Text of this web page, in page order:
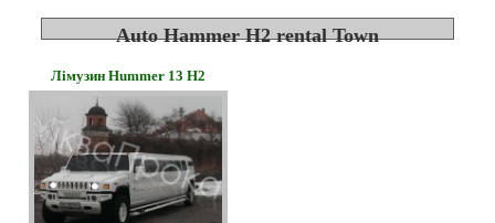
Auto Hammer H2 rental Town
Лімузин Hummer 13 H2